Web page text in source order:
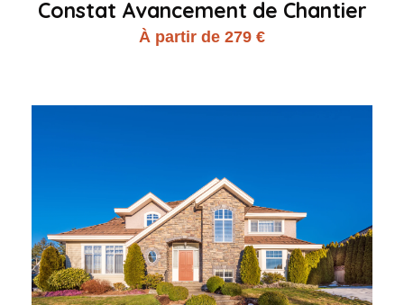
Constat Avancement de Chantier
À partir de 279 €